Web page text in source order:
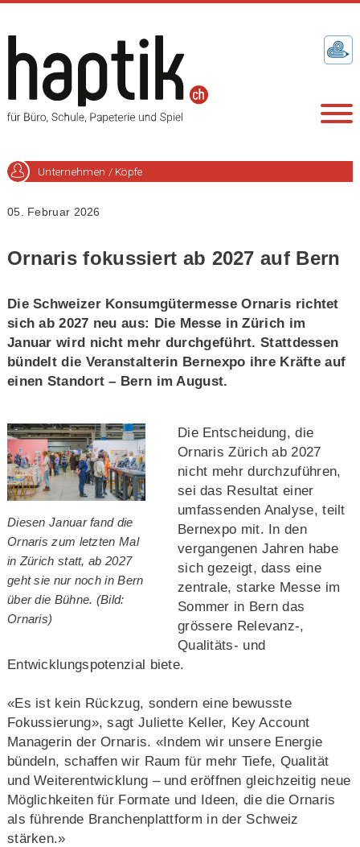
Unternehmen / Köpfe
05. Februar 2026
Ornaris fokussiert ab 2027 auf Bern
Die Schweizer Konsumgütermesse Ornaris richtet
sich ab 2027 neu aus: Die Messe in Zürich im
Januar wird nicht mehr durchgeführt. Stattdessen
bündelt die Veranstalterin Bernexpo ihre Kräfte auf
einen Standort – Bern im August.
Diesen Januar fand die
Ornaris zum letzten Mal
in Zürich statt, ab 2027
geht sie nur noch in Bern
über die Bühne. (Bild:
Ornaris)
Die Entscheidung, die
Ornaris Zürich ab 2027
nicht mehr durchzuführen,
sei das Resultat einer
umfassenden Analyse, teilt
Bernexpo mit. In den
vergangenen Jahren habe
sich gezeigt, dass eine
zentrale, starke Messe im
Sommer in Bern das
grössere Relevanz-,
Qualitäts- und
Entwicklungspotenzial biete.
«Es ist kein Rückzug, sondern eine bewusste
Fokussierung», sagt Juliette Keller, Key Account
Managerin der Ornaris. «Indem wir unsere Energie
bündeln, schaffen wir Raum für mehr Tiefe, Qualität
und Weiterentwicklung – und eröffnen gleichzeitig neue
Möglichkeiten für Formate und Ideen, die die Ornaris
als führende Branchenplattform in der Schweiz
stärken.»